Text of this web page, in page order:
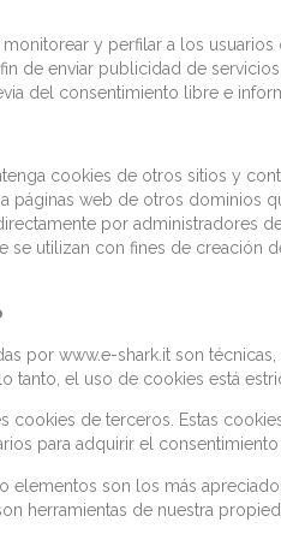
y perfilar a los
de enviar publicidad de
del consentimiento libre e
cookies de otros sitios y
páginas web de otros dominios
por administradores
se utilizan con fines de
por www.e-shark.it son
tanto, el uso de cookies está
cookies de terceros. Estas
para adquirir el
elementos son los más
herramientas de nuestra